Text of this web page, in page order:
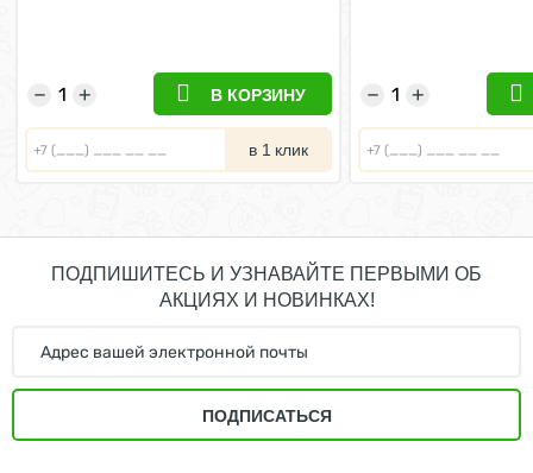
+
− В КОРЗИНУ
в 1 клик
+
−
ПОДПИШИТЕСЬ И УЗНАВАЙТЕ ПЕРВЫМИ ОБ
АКЦИЯХ И НОВИНКАХ!
ПОДПИСАТЬСЯ